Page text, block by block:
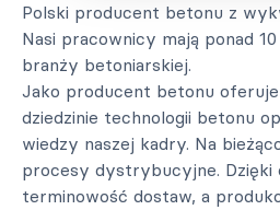
Polski producent betonu z
Nasi pracownicy mają ponad
branży betoniarskiej.
Jako producent betonu
dziedzinie technologii betonu
wiedzy naszej kadry. Na
procesy dystrybucyjne. Dzięki
terminowość dostaw, a